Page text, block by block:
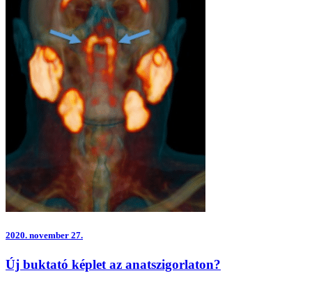
2020. november 27.
Új buktató képlet az anatszigorlaton?